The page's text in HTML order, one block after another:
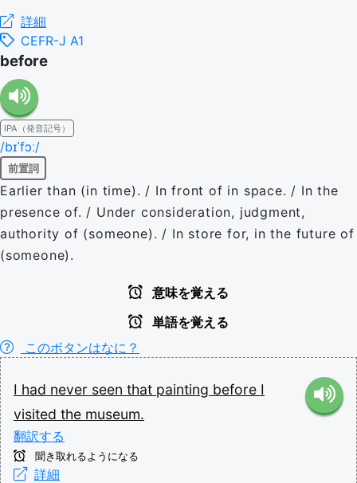
詳細
CEFR-J A1
before
IPA（発音記号）
/bɪˈfɔː/
前置詞
Earlier than (in time). / In front of in space. / In the
presence of. / Under consideration, judgment,
authority of (someone). / In store for, in the future of
(someone).
意味を覚える
単語を覚える
このボタンはなに？
I had never seen that painting before I
visited the museum.
翻訳する
聞き取れるようになる
詳細